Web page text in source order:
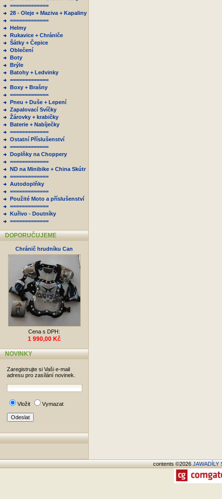
=============
28 - Oleje + Maziva + Kapaliny
=============
Helmy
Rukavice + Chrániče
Šátky + Čepice
Oblečení
Boty
Brýle
Batohy + Ledvinky
=============
Boxy + Brašny
=============
Pneu + Duše + Lepení
Zapalovací Svíčky
Žárovky + krabičky
Baterie + Nabíječky
=============
Ostatní Příslušenství
=============
Doplňky na Choppery
=============
ND na Minibike + China Skútr
=============
Autodoplňky
=============
Použité Moto a příslušenství
=============
Kuřivo - Doutníky
=============
DOPORUČUJEME
Chránič hrudníku Can
Cena s DPH:
1 990,00 Kč
NOVINKY
Zaregistrujte si Vaši e-mail
adresu pro zasílání novinek.
Vložit Vymazat
contents ©2026JAWADÍLY